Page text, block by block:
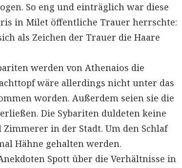
So eng und einträglich war diese
in Milet öffentliche Trauer herrschte:
als Zeichen der Trauer die Haare
werden von Athenaios die
wäre allerdings nicht unter das
worden. Außerdem seien sie die
Die Sybariten duldeten keine
in der Stadt. Um den Schlaf
Hähne gehalten werden.
Spott über die Verhältnisse in